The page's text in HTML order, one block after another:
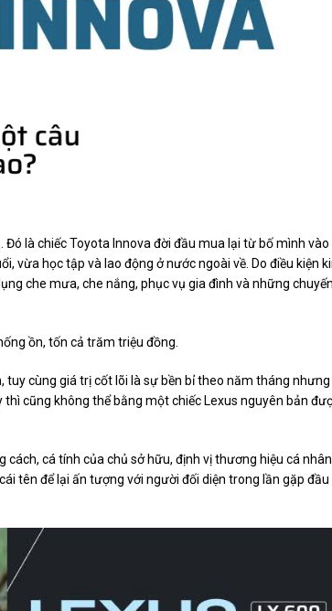
là chiếc Toyota Innova đời đầu mua lại từ bố mình vào
vừa học tập và lao động ở nước ngoài về. Do điều kiện
che mưa, che nắng, phục vụ gia đình và những
ồn, tốn cả trăm triệu đồng.
tuy cùng giá trị cốt lõi là sự bền bỉ theo năm tháng nhưng
cũng không thể bằng một chiếc Lexus nguyên bản
cá tính của chủ sở hữu, định vị thương hiệu cá
tên để lại ấn tượng với người đối diện trong lần gặp đầu